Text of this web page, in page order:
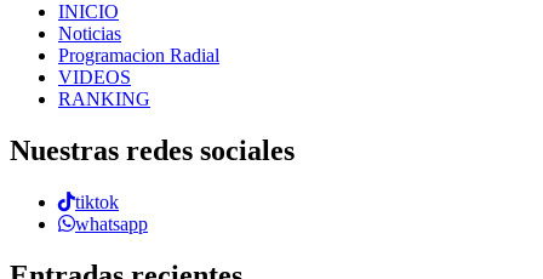
INICIO
Noticias
Programacion Radial
VIDEOS
RANKING
Nuestras redes sociales
tiktok
whatsapp